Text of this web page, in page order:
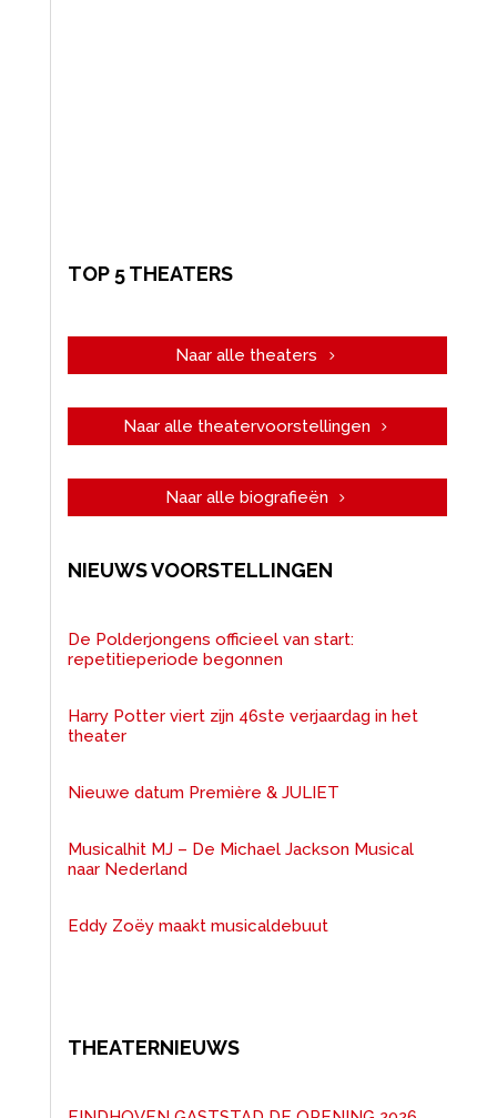
TOP 5 THEATERS
Naar alle theaters
Naar alle theatervoorstellingen
Naar alle biografieën
NIEUWS VOORSTELLINGEN
De Polderjongens officieel van start:
repetitieperiode begonnen
Harry Potter viert zijn 46ste verjaardag in het
theater
Nieuwe datum Première & JULIET
Musicalhit MJ – De Michael Jackson Musical
naar Nederland
Eddy Zoëy maakt musicaldebuut
THEATERNIEUWS